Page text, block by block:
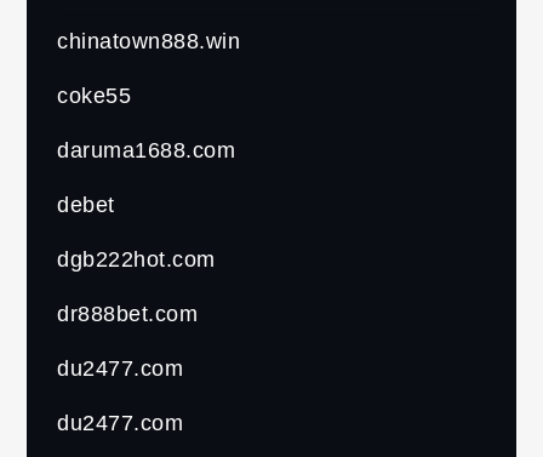
chinatown888.win
coke55
daruma1688.com
debet
dgb222hot.com
dr888bet.com
du2477.com
du2477.com